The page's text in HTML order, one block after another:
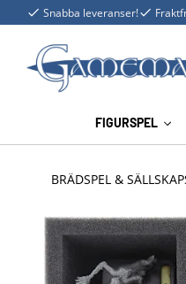
Snabba leveranser!
FIGURSPEL
BRÄDSPEL &